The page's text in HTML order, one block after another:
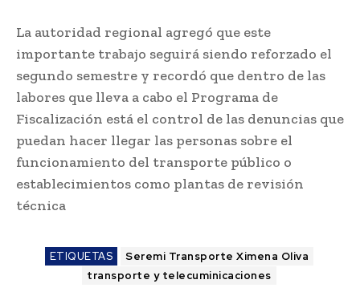
La autoridad regional agregó que este
importante trabajo seguirá siendo reforzado el
segundo semestre y recordó que dentro de las
labores que lleva a cabo el Programa de
Fiscalización está el control de las denuncias que
puedan hacer llegar las personas sobre el
funcionamiento del transporte público o
establecimientos como plantas de revisión
técnica
ETIQUETAS
Seremi Transporte Ximena Oliva
transporte y telecuminicaciones